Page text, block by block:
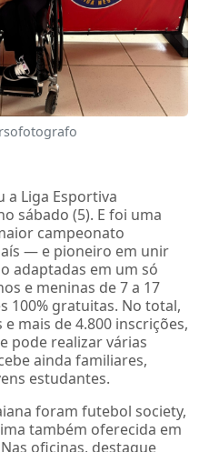
a Liga Esportiva
sábado (5). E foi uma
campeonato
— e pioneiro em unir
adaptadas em um só
e meninas de 7 a 17
100% gratuitas. No total,
mais de 4.800 inscrições,
pode realizar várias
ainda familiares,
estudantes.
foram futebol society,
também oferecida em
oficinas, destaque